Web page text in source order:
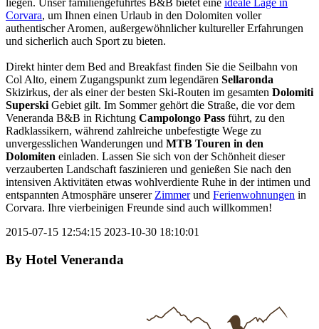
Corvara, um Ihnen einen Urlaub in den Dolomiten voller
authentischer Aromen, außergewöhnlicher kultureller Erfahrungen
und sicherlich auch Sport zu bieten.
Direkt hinter dem Bed and Breakfast finden Sie die Seilbahn von
Col Alto, einem Zugangspunkt zum legendären Sellaronda
Skizirkus, der als einer der besten Ski-Routen im gesamten Dolomiti
Superski Gebiet gilt. Im Sommer gehört die Straße, die vor dem
Veneranda B&B in Richtung Campolongo Pass führt, zu den
Radklassikern, während zahlreiche unbefestigte Wege zu
unvergesslichen Wanderungen und MTB Touren in den
Dolomiten einladen. Lassen Sie sich von der Schönheit dieser
verzauberten Landschaft faszinieren und genießen Sie nach den
intensiven Aktivitäten etwas wohlverdiente Ruhe in der intimen und
entspannten Atmosphäre unserer Zimmerund Ferienwohnungen in
Corvara. Ihre vierbeinigen Freunde sind auch willkommen!
2015-07-15 12:54:15 2023-10-30 18:10:01
By Hotel Veneranda